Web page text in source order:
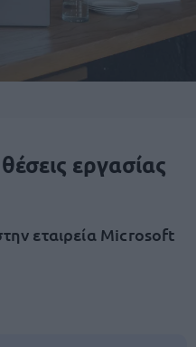
εργασίας
εταιρεία Microsoft